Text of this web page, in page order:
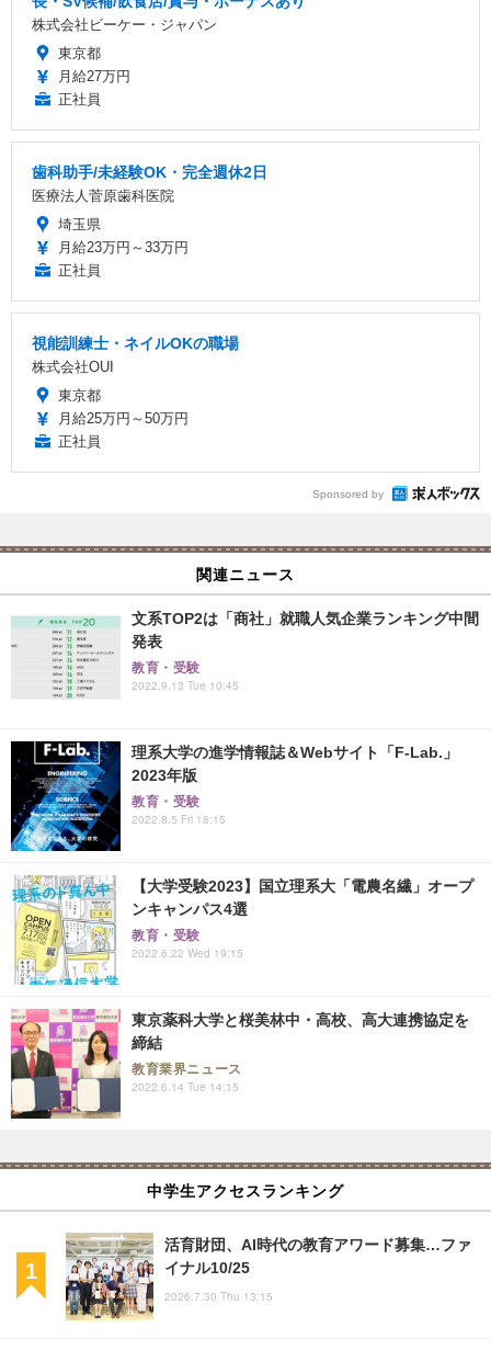
株式会社ビーケー・ジャパン
東京都
月給27万円
正社員
歯科助手/未経験OK・完全週休2日
医療法人菅原歯科医院
埼玉県
月給23万円～33万円
正社員
視能訓練士・ネイルOKの職場
株式会社OUI
東京都
月給25万円～50万円
正社員
Sponsored by
関連ニュース
文系TOP2は「商社」就職人気企業ランキング中間
発表
教育・受験
2022.9.13 Tue 10:45
理系大学の進学情報誌＆Webサイト「F-Lab.」
2023年版
教育・受験
2022.8.5 Fri 18:15
【大学受験2023】国立理系大「電農名繊」オープ
ンキャンパス4選
教育・受験
2022.6.22 Wed 19:15
東京薬科大学と桜美林中・高校、高大連携協定を
締結
教育業界ニュース
2022.6.14 Tue 14:15
中学生アクセスランキング
活育財団、AI時代の教育アワード募集…ファ
イナル10/25
2026.7.30 Thu 13:15